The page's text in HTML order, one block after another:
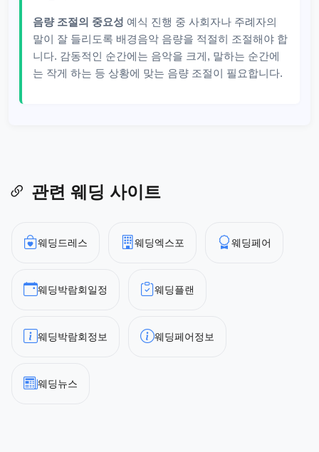
음량 조절의 중요성 예식 진행 중 사회자나 주례자의
말이 잘 들리도록 배경음악 음량을 적절히 조절해야 합
니다. 감동적인 순간에는 음악을 크게, 말하는 순간에
는 작게 하는 등 상황에 맞는 음량 조절이 필요합니다.
관련 웨딩 사이트
웨딩드레스 웨딩엑스포 웨딩페어
웨딩박람회일정 웨딩플랜
웨딩박람회정보 웨딩페어정보
웨딩뉴스